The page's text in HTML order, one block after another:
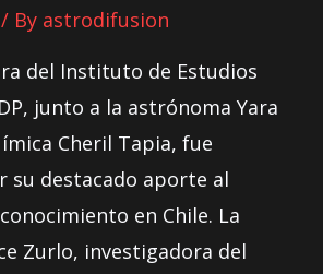
/ By astrodifusion
del Instituto de Estudios
junto a la astrónoma Yara
Cheril Tapia, fue
su destacado aporte al
en Chile. La
Zurlo, investigadora del